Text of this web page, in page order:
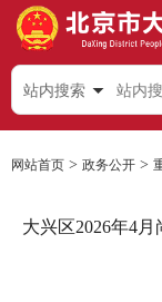
站内搜索
网站首页 > 政务公开 >
大兴区2026年4